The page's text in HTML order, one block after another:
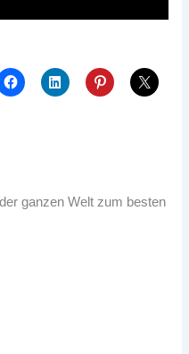
ganzen Welt zum besten